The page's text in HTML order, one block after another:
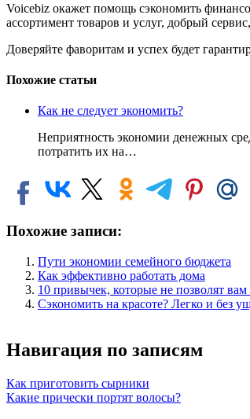
Voicebiz окажет помощь сэкономить
ассортимент товаров и услуг, добрый
Доверяйте фаворитам и успех будет
Похожие статьи
Как не следует экономить?
Неприятность экономии денежных
потратить их на…
Похожие записи:
Пути экономии семейного бюджета
Как эффективно работать дома
10 привычек, которые не позволят вам
Сэкономить на красоте? Легко и без
Навигация по записям
Как приготовить сырники
Какие прически портят волосы?